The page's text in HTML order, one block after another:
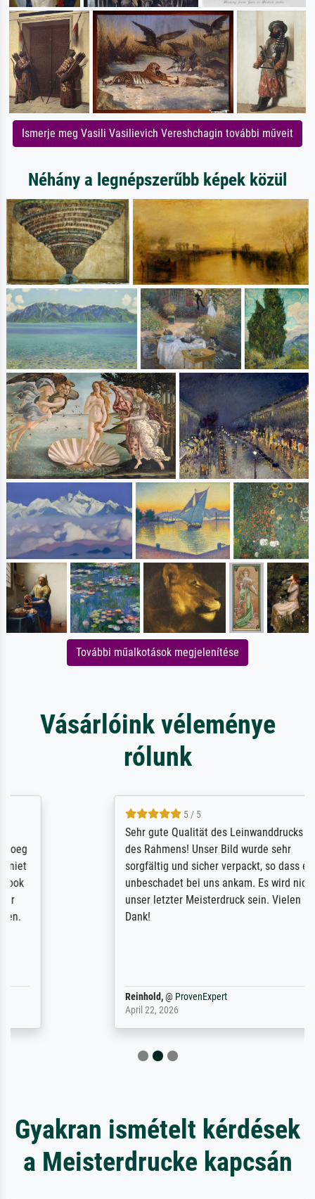
Ismerje meg Vasili Vasilievich Vereshchagin további műveit
Néhány a legnépszerűbb képek közül
További műalkotások megjelenítése
Vásárlóink véleménye
rólunk
5 / 5
Sehr gute Qualität des Leinwanddrucks und
des Rahmens! Unser Bild wurde sehr
sorgfältig und sicher verpackt, so dass es
unbeschadet bei uns ankam. Es wird nicht
unser letzter Meisterdruck sein. Vielen
ProvenExpert
Gyakran ismételt kérdések
a Meisterdrucke kapcsán